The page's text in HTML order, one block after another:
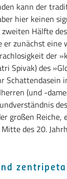
kann der
hier keinen
Hälfte
zunächst eine
der
Spivak) des
Schattendasein
(und -
großen Reiche,
des 20.